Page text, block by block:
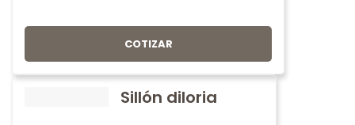
COTIZAR
Sillón diloria